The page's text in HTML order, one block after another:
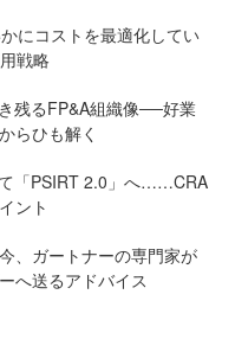
にコストを最適化してい
戦略
残るFP&A組織像──好業
らひも解く
「PSIRT 2.0」へ……CRA
ント
、ガートナーの専門家が
へ送るアドバイス